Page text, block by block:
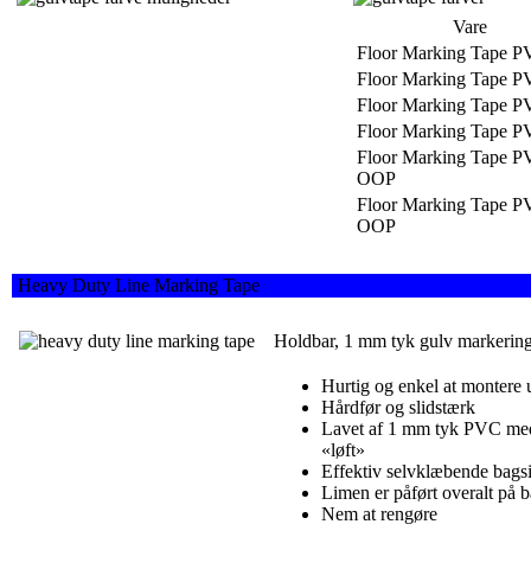
Vare
Floor Marking Tape
Floor Marking Tape
Floor Marking Tape
Floor Marking Tape
Floor Marking Tape
OOP
Floor Marking Tape
OOP
Heavy Duty Line Marking Tape
Holdbar, 1 mm tyk gulv
Hurtig og enkel at
Hårdfør og slidstærk
Lavet af 1 mm tyk PVC
«løft»
Effektiv selvklæbende
Limen er påført overalt på
Nem at rengøre